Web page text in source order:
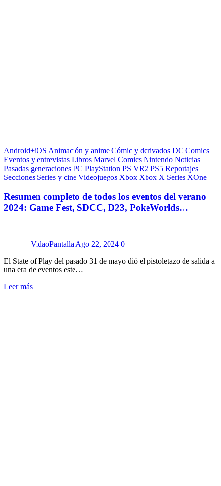
Android+iOS Animación y anime Cómic y derivados DC Comics
Eventos y entrevistas Libros Marvel Comics Nintendo Noticias
Pasadas generaciones PC PlayStation PS VR2 PS5 Reportajes
Secciones Series y cine Videojuegos Xbox Xbox X Series XOne
Resumen completo de todos los eventos del verano
2024: Game Fest, SDCC, D23, PokeWorlds…
VidaoPantalla Ago 22, 2024 0
El State of Play del pasado 31 de mayo dió el pistoletazo de salida a
una era de eventos este…
Leer más